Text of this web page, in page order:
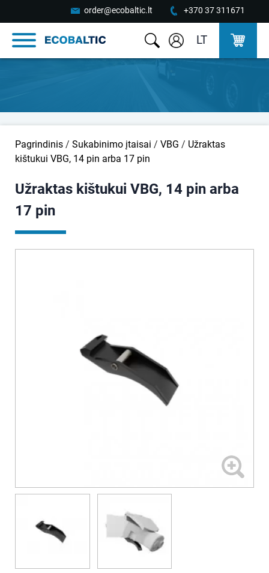
order@ecobaltic.lt +370 37 311671
LT
Pagrindinis / Sukabinimo įtaisai / VBG / Užraktas
kištukui VBG, 14 pin arba 17 pin
Užraktas kištukui VBG, 14 pin arba
17 pin